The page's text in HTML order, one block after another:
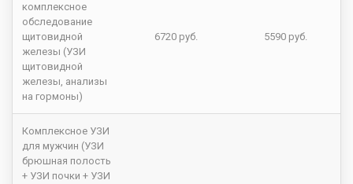
комплексное
обследование
щитовидной
железы (УЗИ
щитовидной
железы, анализы
на гормоны)
6720 руб. 5590 руб.
Комплексное УЗИ
для мужчин (УЗИ
брюшная полость
+ УЗИ почки + УЗИ